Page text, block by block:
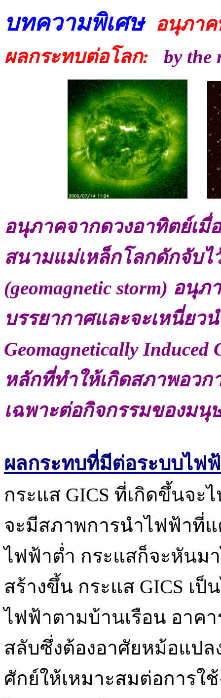
บทความพิเศษ อนุภาค
ผลกระทบต่อโลก: by the
อนุภาคจากดวงอาทิตย์เมื่
สนามแม่เหล็กโลกดักจับไ
(geomagnetic storm) อนุ
บรรยากาศและจะเหนี่ยว
Geomagnetically
หลักที่ทำให้เกิดสภาพอว
เฉพาะต่อกิจกรรมของมนุ
ผลกระทบที่มีต่อระบบไฟ
กระแส GICS ที่เกิดขึ้นจ
จะมีสภาพการนำไฟฟ้าที่
ไฟฟ้าต่ำ กระแสก็จะหัน
สร้างขึ้น กระแส GICS เ
ไฟฟ้าตามบ้านเรือน อาค
สลับซึ่งต้องอาศัยหม้อแปล
ศักย์ให้เหมาะสมต่อการใ